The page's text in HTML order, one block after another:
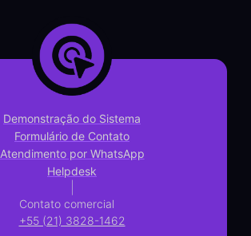
Demonstração do Sistema
Formulário de Contato
Atendimento por WhatsApp
Helpdesk
Contato comercial
+55 (21) 3828-1462